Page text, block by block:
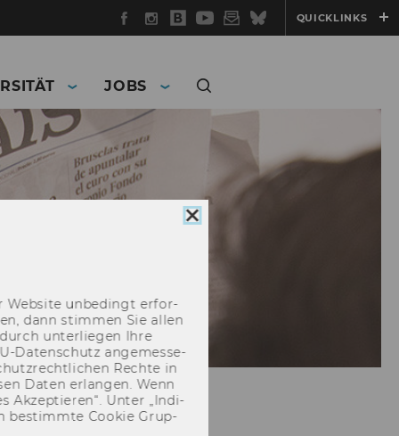
Facebook
Instagram
WU
Blog
YouTube
Newsletter
BlueskyQUICKLINKS
JOBS
Cookie
Web­site un­be­dingt er­for­
dann stim­men Sie allen
un­ter­lie­gen Ihre
​Datenschutz an­ge­mes­se­
Rech­te in
Daten er­lan­gen. Wenn
Ak­zep­tie­ren“. Unter „In­di­
be­stimm­te Coo­kie Grup­